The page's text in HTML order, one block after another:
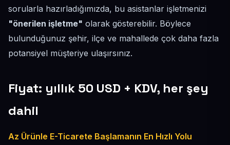
sorularla hazırladığımızda, bu asistanlar işletmenizi
"önerilen işletme" olarak gösterebilir. Böylece
bulunduğunuz şehir, ilçe ve mahallede çok daha fazla
potansiyel müşteriye ulaşırsınız.
Fiyat: yıllık 50 USD + KDV, her şey
dahil
Az Ürünle E-Ticarete Başlamanın En Hızlı Yolu